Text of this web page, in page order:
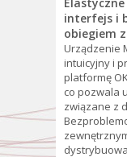
interfejs i
obiegiem
Urządzenie
intuicyjny i
platformę
co pozwala
związane z